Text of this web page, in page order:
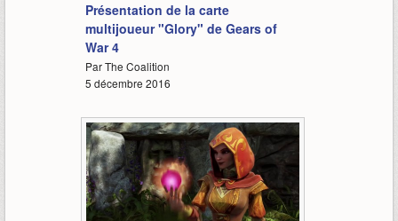
Présentation de la carte
multijoueur "Glory" de Gears of
War 4
Par The Coalition
5 décembre 2016